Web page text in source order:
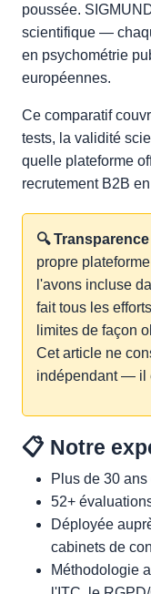
poussée.
scientifique —
en psychométrie
européennes.
Ce comparatif
tests, la validité
quelle plateforme
recrutement B2B
🔍
propre
l'avons incluse
fait tous les
limites de façon
Cet article ne
indépendant — il
📋 Notre
Plus de 30
52+
Déployée
cabinets de
Méthodologie